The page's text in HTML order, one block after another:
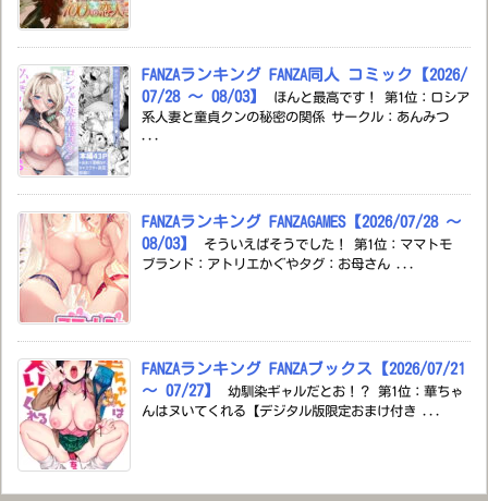
FANZAランキング FANZA同人 コミック【2026/
07/28 ～ 08/03】
ほんと最高です！ 第1位：ロシア
系人妻と童貞クンの秘密の関係 サークル：あんみつ
...
FANZAランキング FANZAGAMES【2026/07/28 ～
08/03】
そういえばそうでした！ 第1位：ママトモ
ブランド：アトリエかぐやタグ：お母さん ...
FANZAランキング FANZAブックス【2026/07/21
～ 07/27】
幼馴染ギャルだとお！？ 第1位：華ちゃ
んはヌいてくれる【デジタル版限定おまけ付き ...